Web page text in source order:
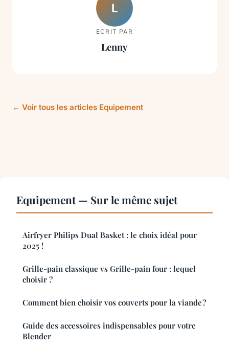
L
ECRIT PAR
Lenny
← Voir tous les articles Equipement
Equipement — Sur le même sujet
Airfryer Philips Dual Basket : le choix idéal pour
2025 !
Grille-pain classique vs Grille-pain four : lequel
choisir ?
Comment bien choisir vos couverts pour la viande ?
Guide des accessoires indispensables pour votre
Blender